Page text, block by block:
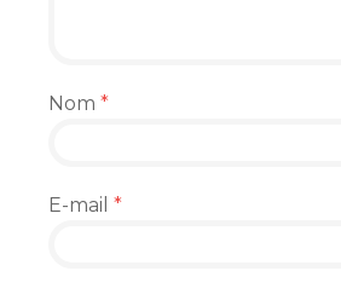
Nom *
E-mail *